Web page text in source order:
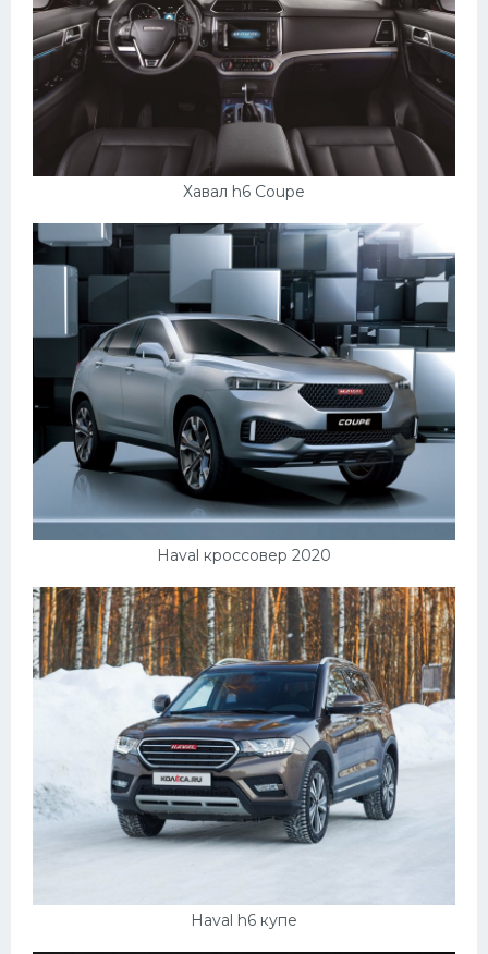
Хавал h6 Coupe
Haval кроссовер 2020
Haval h6 купе
Инфинити
ЛУАЗ
Фиат
Ситроен
Опель
Подводные лодки
Танки
Крайслер
Порше
Самолеты
Комплектующие
Тойота
Лодки
Вертолеты
Мазда
Самокаты